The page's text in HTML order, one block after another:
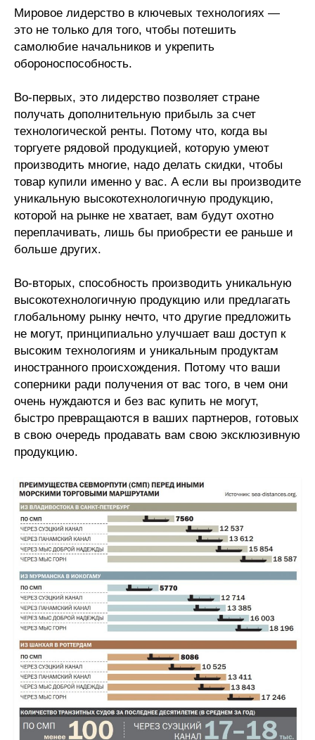
Мировое лидерство в ключевых технологиях —
это не только для того, чтобы потешить
самолюбие начальников и укрепить
обороноспособность.
Во-первых, это лидерство позволяет стране
получать дополнительную прибыль за счет
технологической ренты. Потому что, когда вы
торгуете рядовой продукцией, которую умеют
производить многие, надо делать скидки, чтобы
товар купили именно у вас. А если вы производите
уникальную высокотехнологичную продукцию,
которой на рынке не хватает, вам будут охотно
переплачивать, лишь бы приобрести ее раньше и
больше других.
Во-вторых, способность производить уникальную
высокотехнологичную продукцию или предлагать
глобальному рынку нечто, что другие предложить
не могут, принципиально улучшает ваш доступ к
высоким технологиям и уникальным продуктам
иностранного происхождения. Потому что ваши
соперники ради получения от вас того, в чем они
очень нуждаются и без вас купить не могут,
быстро превращаются в ваших партнеров, готовых
в свою очередь продавать вам свою эксклюзивную
продукцию.